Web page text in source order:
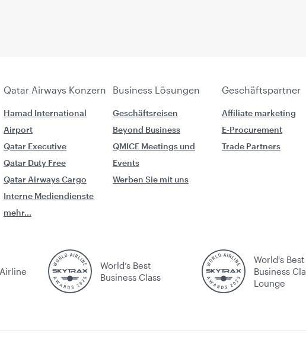
Qatar Airways Konzern Business Lösungen Geschäftspartner
Hamad International
Airport
Qatar Executive
Qatar Duty Free
Qatar Airways Cargo
Interne Mediendienste
mehr...
Geschäftsreisen
Beyond Business
QMICE Meetings und
Events
Werben Sie mit uns
Affiliate marketing
E-Procurement
Trade Partners
World’s Best
Business Class
World's Best
Business
Lounge